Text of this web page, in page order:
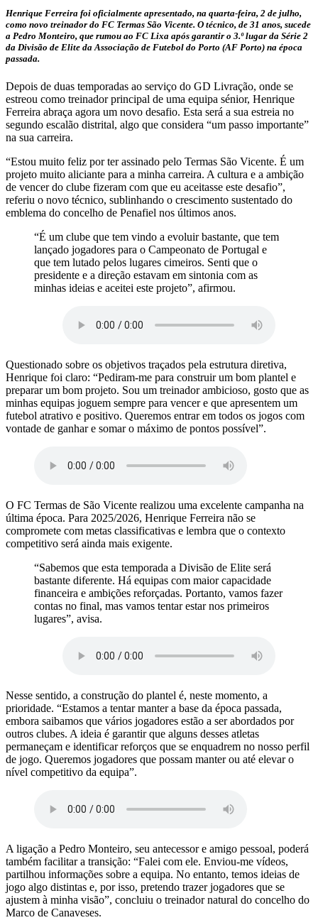
Henrique Ferreira foi oficialmente apresentado, na quarta-feira, 2 de julho,
como novo treinador do FC Termas São Vicente. O técnico, de 31 anos, sucede
a Pedro Monteiro, que rumou ao FC Lixa após garantir o 3.º lugar da Série 2
da Divisão de Elite da Associação de Futebol do Porto (AF Porto) na época
passada.
Depois de duas temporadas ao serviço do GD Livração, onde se
estreou como treinador principal de uma equipa sénior, Henrique
Ferreira abraça agora um novo desafio. Esta será a sua estreia no
segundo escalão distrital, algo que considera “um passo importante”
na sua carreira.
“Estou muito feliz por ter assinado pelo Termas São Vicente. É um
projeto muito aliciante para a minha carreira. A cultura e a ambição
de vencer do clube fizeram com que eu aceitasse este desafio”,
referiu o novo técnico, sublinhando o crescimento sustentado do
emblema do concelho de Penafiel nos últimos anos.
“É um clube que tem vindo a evoluir bastante, que tem
lançado jogadores para o Campeonato de Portugal e
que tem lutado pelos lugares cimeiros. Senti que o
presidente e a direção estavam em sintonia com as
minhas ideias e aceitei este projeto”, afirmou.
Questionado sobre os objetivos traçados pela estrutura diretiva,
Henrique foi claro: “Pediram-me para construir um bom plantel e
preparar um bom projeto. Sou um treinador ambicioso, gosto que as
minhas equipas joguem sempre para vencer e que apresentem um
futebol atrativo e positivo. Queremos entrar em todos os jogos com
vontade de ganhar e somar o máximo de pontos possível”.
O FC Termas de São Vicente realizou uma excelente campanha na
última época. Para 2025/2026, Henrique Ferreira não se
compromete com metas classificativas e lembra que o contexto
competitivo será ainda mais exigente.
“Sabemos que esta temporada a Divisão de Elite será
bastante diferente. Há equipas com maior capacidade
financeira e ambições reforçadas. Portanto, vamos fazer
contas no final, mas vamos tentar estar nos primeiros
lugares”, avisa.
Nesse sentido, a construção do plantel é, neste momento, a
prioridade. “Estamos a tentar manter a base da época passada,
embora saibamos que vários jogadores estão a ser abordados por
outros clubes. A ideia é garantir que alguns desses atletas
permaneçam e identificar reforços que se enquadrem no nosso perfil
de jogo. Queremos jogadores que possam manter ou até elevar o
nível competitivo da equipa”.
A ligação a Pedro Monteiro, seu antecessor e amigo pessoal, poderá
também facilitar a transição: “Falei com ele. Enviou-me vídeos,
partilhou informações sobre a equipa. No entanto, temos ideias de
jogo algo distintas e, por isso, pretendo trazer jogadores que se
ajustem à minha visão”, concluiu o treinador natural do concelho do
Marco de Canaveses.